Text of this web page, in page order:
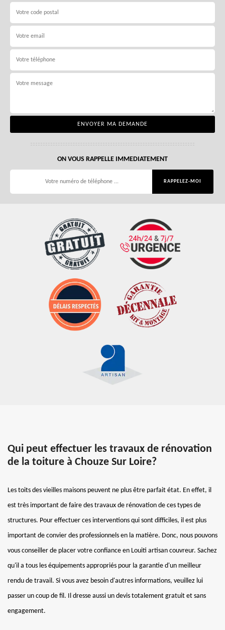
ON VOUS RAPPELLE IMMEDIATEMENT
Qui peut effectuer les travaux de rénovation
de la toiture à Chouze Sur Loire?
Les toits des vieilles maisons peuvent ne plus être parfait état. En effet, il
est très important de faire des travaux de rénovation de ces types de
structures. Pour effectuer ces interventions qui sont difficiles, il est plus
important de convier des professionnels en la matière. Donc, nous pouvons
vous conseiller de placer votre confiance en Louiti artisan couvreur. Sachez
qu'il a tous les équipements appropriés pour la garantie d'un meilleur
rendu de travail. Si vous avez besoin d'autres informations, veuillez lui
passer un coup de fil. Il dresse aussi un devis totalement gratuit et sans
engagement.